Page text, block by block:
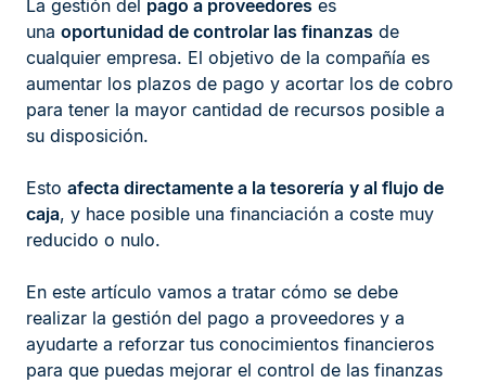
La gestión del pago a proveedores es
una oportunidad de controlar las finanzas de
cualquier empresa. El objetivo de la compañía es
aumentar los plazos de pago y acortar los de cobro
para tener la mayor cantidad de recursos posible a
su disposición.
Esto afecta directamente a la tesorería y al flujo de
caja, y hace posible una financiación a coste muy
reducido o nulo.
En este artículo vamos a tratar cómo se debe
realizar la gestión del pago a proveedores y a
ayudarte a reforzar tus conocimientos financieros
para que puedas mejorar el control de las finanzas